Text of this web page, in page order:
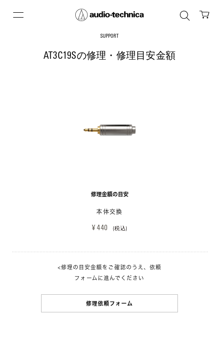
SUPPORT
AT3C19Sの修理・修理目安金額
修理金額の目安
本体交換
¥ 440 (税込)
<修理の目安金額をご確認のうえ、依頼
フォームに進んでください
修理依頼フォーム